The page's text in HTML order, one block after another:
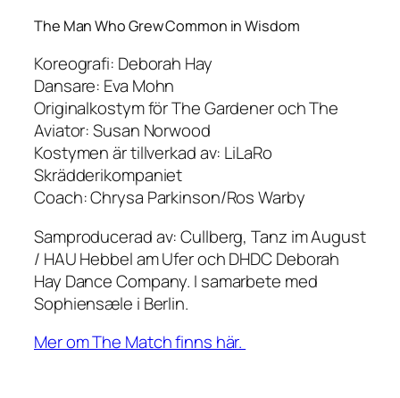
The Man Who Grew Common in Wisdom
Koreografi: Deborah Hay
Dansare: Eva Mohn
Originalkostym förThe GardenerochThe
Aviator: Susan Norwood
Kostymen är tillverkad av: LiLaRo
Skrädderikompaniet
Coach: Chrysa Parkinson/Ros Warby
Samproducerad av: Cullberg, Tanz im August
/ HAU Hebbel am Ufer och DHDC Deborah
Hay Dance Company. I samarbete med
Sophiensæle i Berlin.
Mer om The Match finns här.